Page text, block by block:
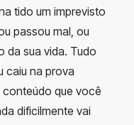
tido um imprevisto
passou mal, ou
da sua vida. Tudo
caiu na prova
que você
dificilmente vai